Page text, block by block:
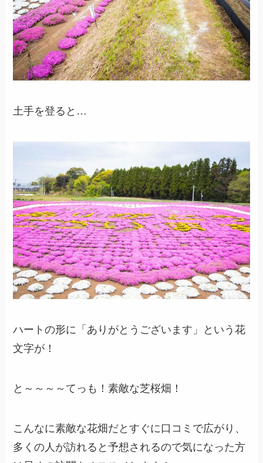
土手を登ると…
ハートの形に「ありがとうございます」という花
文字が！
と～～～～てっも！素敵な芝桜畑！
こんなに素敵な花畑だとすぐに口コミで広がり、
多くの人が訪れると予想されるので気になった方